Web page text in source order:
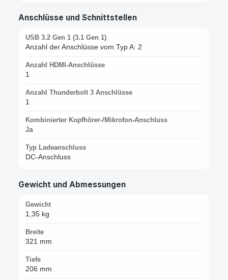
Anschlüsse und Schnittstellen
USB 3.2 Gen 1 (3.1 Gen 1)
Anzahl der Anschlüsse vom Typ A: 2
Anzahl HDMI-Anschlüsse
1
Anzahl Thunderbolt 3 Anschlüsse
1
Kombinierter Kopfhörer-/Mikrofon-Anschluss
Ja
Typ Ladeanschluss
DC-Anschluss
Gewicht und Abmessungen
Gewicht
1,35 kg
Breite
321 mm
Tiefe
206 mm